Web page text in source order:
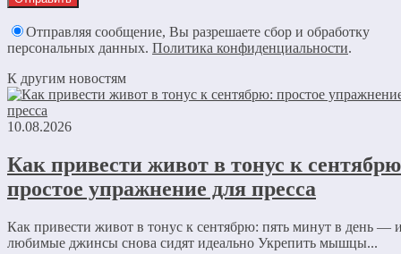
Отправляя сообщение, Вы разрешаете сбор и обработку
персональных данных. Политика конфиденциальности.
К другим новостям
10.08.2026
Как привести живот в тонус к
простое упражнение для пресса
Как привести живот в тонус к сентябрю: пять минут в день —
любимые джинсы снова сидят идеально Укрепить мышцы...